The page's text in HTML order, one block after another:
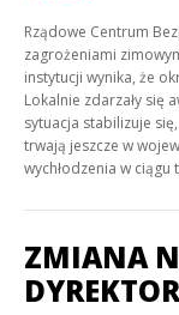
Rządowe Centrum
zagrożeniami
instytucji wynika, że
Lokalnie zdarzały się
sytuacja stabilizuje
trwają jeszcze w
wychłodzenia w
ZMIANA